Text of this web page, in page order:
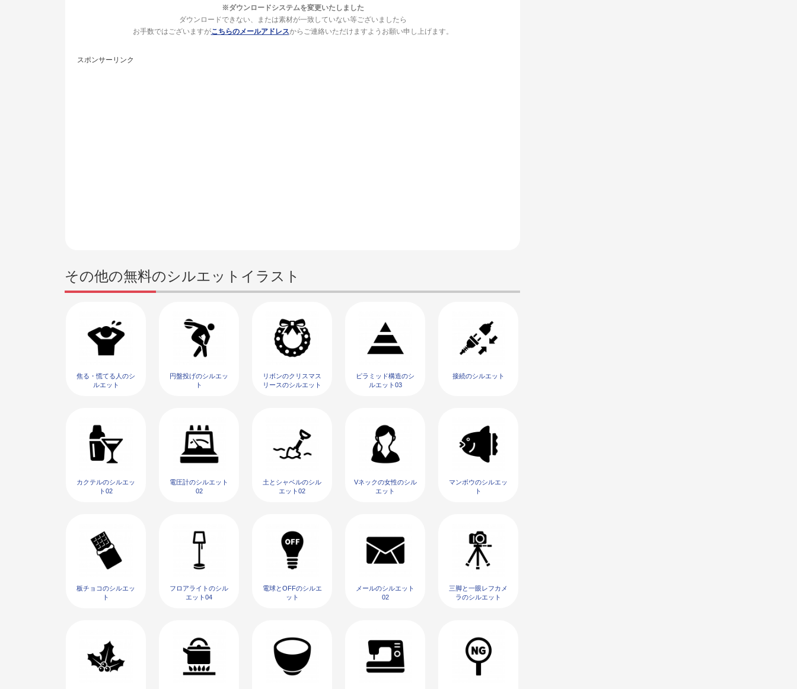
※ダウンロードシステムを変更いたしました
ダウンロードできない、または素材が一致していない等ございましたら
お手数ではございますがこちらのメールアドレスからご連絡いただけますようお願い申し上げます。
スポンサーリンク
その他の無料のシルエットイラスト
焦る・慌てる人のシ
ルエット
円盤投げのシルエッ
ト
リボンのクリスマス
リースのシルエット
ピラミッド構造のシ
ルエット03
接続のシルエット
カクテルのシルエッ
ト02
電圧計のシルエット
02
土とシャベルのシル
エット02
Vネックの女性のシル
エット
マンボウのシルエッ
ト
板チョコのシルエッ
ト
フロアライトのシル
エット04
電球とOFFのシルエ
ット
メールのシルエット
02
三脚と一眼レフカメ
ラのシルエット